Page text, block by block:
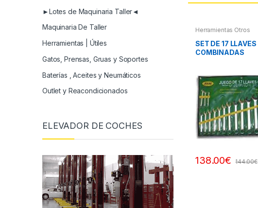
Herramientas Otros
SET DE 17 LLAVES
COMBINADAS
138.00€ 144.00€
►Lotes de Maquinaria Taller◄
Maquinaria De Taller
Herramientas | Útiles
Gatos, Prensas, Gruas y Soportes
Baterías , Aceites y Neumáticos
Outlet y Reacondicionados
ELEVADOR DE COCHES